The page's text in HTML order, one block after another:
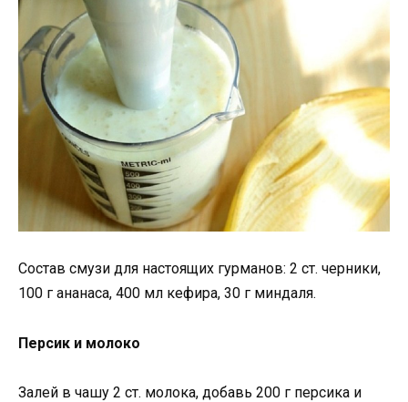
Состав смузи для настоящих гурманов: 2 ст. черники,
100 г ананаса, 400 мл кефира, 30 г миндаля.
Персик и молоко
Залей в чашу 2 ст. молока, добавь 200 г персика и